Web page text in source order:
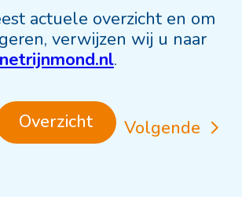
actuele overzicht en om
verwijzen wij u naar
.
Volgende
Overzicht